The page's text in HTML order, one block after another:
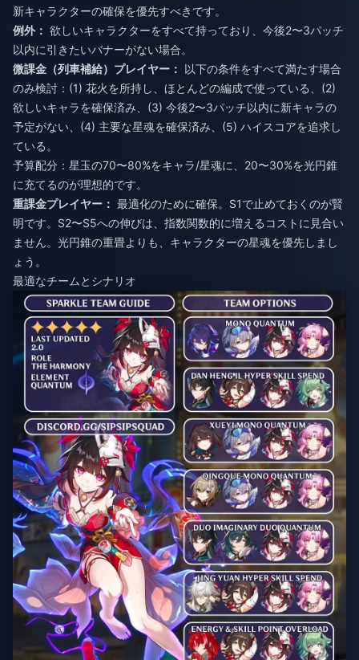
新キャラクターの確保を優先すべきです。
例外： 欲しいキャラクターをすべて持っており、今後2〜3パッチ
以内に引きたいバナーがない場合。
微課金（列車補給）プレイヤー： 以下の条件をすべて満たす場合
のみ検討：(1) 花火を所持し、ほとんどの編成で使っている、(2)
欲しいキャラを確保済み、(3) 今後2〜3パッチ以内に新キャラの
予定がない、(4) 主要な星魂を確保済み、(5) ハイスコアを追求し
ている。
予算配分：星玉の70〜80%をキャラ/星魂に、20〜30%を光円錐
に充てるのが理想的です。
重課金プレイヤー： 最適化のために確保。S1で止めておくのが賢
明です。S2〜S5への伸びは、指数関数的に増えるコストに見合い
ません。光円錐の重畳よりも、キャラクターの星魂を優先しまし
ょう。
最適なチームとシナリオ